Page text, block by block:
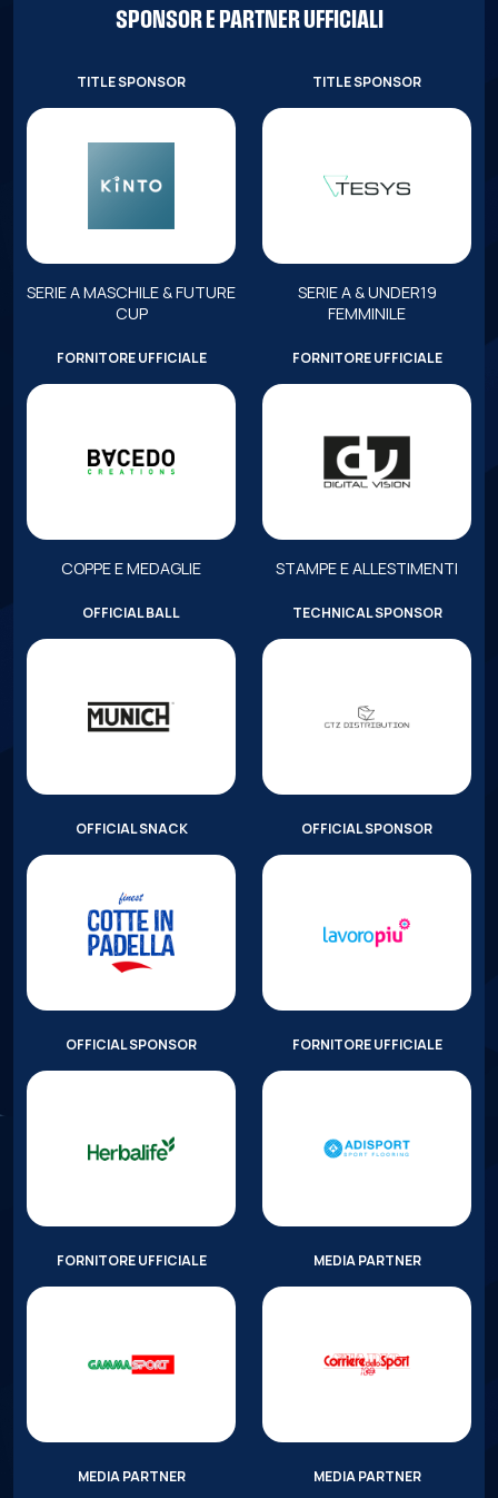
SPONSOR E PARTNER UFFICIALI
TITLE SPONSOR
SERIE A MASCHILE & FUTURE
CUP
TITLE SPONSOR
SERIE A & UNDER19
FEMMINILE
FORNITORE UFFICIALE
COPPE E MEDAGLIE
FORNITORE UFFICIALE
STAMPE E ALLESTIMENTI
OFFICIAL BALL TECHNICAL SPONSOR
OFFICIAL SNACK OFFICIAL SPONSOR
OFFICIAL SPONSOR FORNITORE UFFICIALE
FORNITORE UFFICIALE MEDIA PARTNER
MEDIA PARTNER MEDIA PARTNER